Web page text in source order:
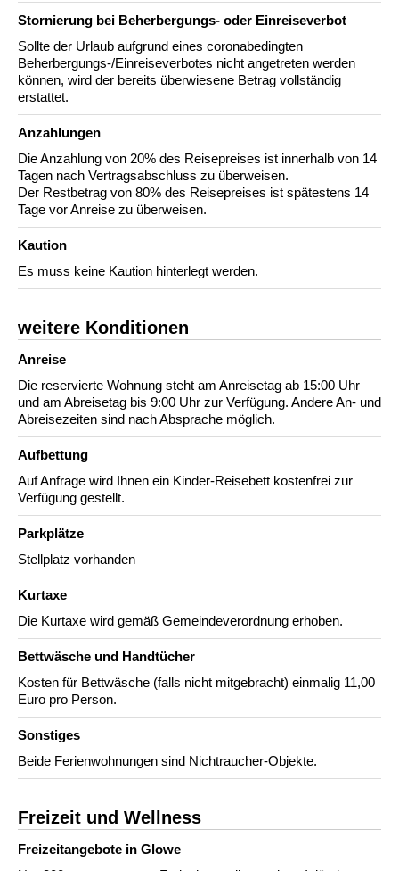
Stornierung bei Beherbergungs- oder Einreiseverbot
Sollte der Urlaub aufgrund eines coronabedingten
Beherbergungs-/Einreiseverbotes nicht angetreten werden
können, wird der bereits überwiesene Betrag vollständig
erstattet.
Anzahlungen
Die Anzahlung von 20% des Reisepreises ist innerhalb von 14
Tagen nach Vertragsabschluss zu überweisen.
Der Restbetrag von 80% des Reisepreises ist spätestens 14
Tage vor Anreise zu überweisen.
Kaution
Es muss keine Kaution hinterlegt werden.
weitere Konditionen
Anreise
Die reservierte Wohnung steht am Anreisetag ab 15:00 Uhr
und am Abreisetag bis 9:00 Uhr zur Verfügung. Andere An- und
Abreisezeiten sind nach Absprache möglich.
Aufbettung
Auf Anfrage wird Ihnen ein Kinder-Reisebett kostenfrei zur
Verfügung gestellt.
Parkplätze
Stellplatz vorhanden
Kurtaxe
Die Kurtaxe wird gemäß Gemeindeverordnung erhoben.
Bettwäsche und Handtücher
Kosten für Bettwäsche (falls nicht mitgebracht) einmalig 11,00
Euro pro Person.
Sonstiges
Beide Ferienwohnungen sind Nichtraucher-Objekte.
Freizeit und Wellness
Freizeitangebote in Glowe